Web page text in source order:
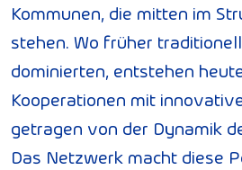
Kommunen, die mitten im
stehen. Wo früher
dominierten, entstehen
Kooperationen mit
getragen von der Dynamik
Das Netzwerk macht diese